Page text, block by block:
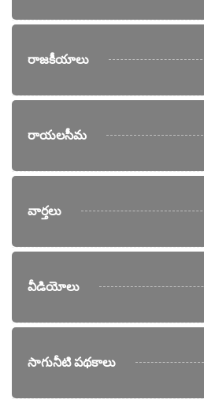
రాజకీయాలు
రాయలసీమ
వార్తలు
వీడియోలు
సాగునీటి పథకాలు